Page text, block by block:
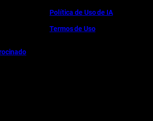
Política de Uso de IA
Termos de Uso